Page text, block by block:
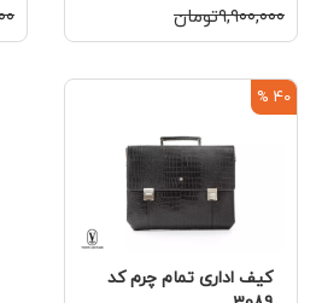
۹,۹۰۰,۰۰۰تومان
40 %
کیف اداری تمام چرم کد